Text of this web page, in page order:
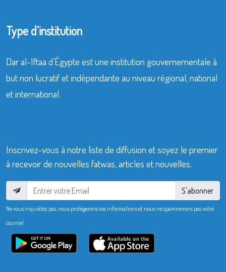
Type d’institution
Dar al-Iftaa d’Égypte est une institution gouvernementale à
but non lucratif et indépendante au niveau régional, national
et international.
Inscrivez-vous à notre liste de diffusion et soyez le premier
à recevoir de nouvelles fatwas, articles et nouvelles.
S'abonner
Ne vous inquiétez pas, nous protégerons vos informations et nous ne spammerons pas votre
courriel.